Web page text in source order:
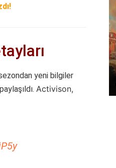
yeni bilgiler
Activison,